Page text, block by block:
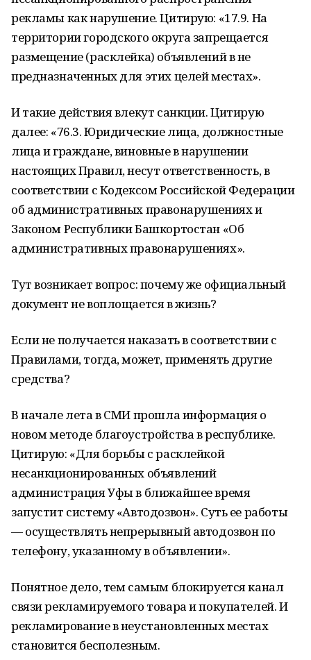
рекламы как нарушение. Цитирую: «17.9. На
территории городского округа запрещается
размещение (расклейка) объявлений в не
предназначенных для этих целей местах».
И такие действия влекут санкции. Цитирую
далее: «76.3. Юридические лица, должностные
лица и граждане, виновные в нарушении
настоящих Правил, несут ответственность, в
соответствии с Кодексом Российской Федерации
об административных правонарушениях и
Законом Республики Башкортостан «Об
административных правонарушениях».
Тут возникает вопрос: почему же официальный
документ не воплощается в жизнь?
Если не получается наказать в соответствии с
Правилами, тогда, может, применять другие
средства?
В начале лета в СМИ прошла информация о
новом методе благоустройства в республике.
Цитирую: «Для борьбы с расклейкой
несанкционированных объявлений
администрация Уфы в ближайшее время
запустит систему «Автодозвон». Суть ее работы
— осуществлять непрерывный автодозвон по
телефону, указанному в объявлении».
Понятное дело, тем самым блокируется канал
связи рекламируемого товара и покупателей. И
рекламирование в неустановленных местах
становится бесполезным.